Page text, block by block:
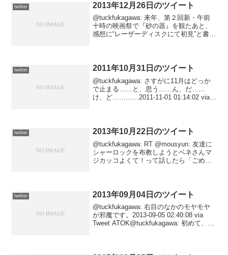
twitter 2013年12月26日のツイート
@tuckfukagawa: 来年、第２回新・午前
十時の映画祭で『砂の器』を観たあと、
感想に“レーザーディスクにて初見”と書く
twitter 2011年10月31日のツイート
@tuckfukagawa: さすがに11月はどっか
で止まる……と、思う……ん、だ……
け、ど…………2011-11-01 01:14:02 via
twitter 2013年10月22日のツイート
@tuckfukagawa: RT @mousyun: 友達に
シャーロックを布教しようとベネさんマ
ジカッコよくて！って話したら「ごめん
ア...
twitter 2013年09月04日のツイート
@tuckfukagawa: 右目のなかのモヤモヤ
が邪魔です。2013-09-05 02:40:08 via
Tweet ATOK@tuckfukagawa: 初めて、ま